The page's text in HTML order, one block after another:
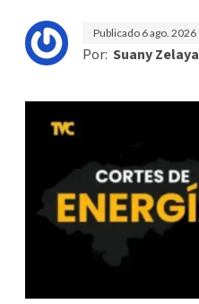
Publicado 6 ago. 2026
Por: Suany Zelaya